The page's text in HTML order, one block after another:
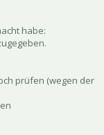
habe:
prüfen (wegen der